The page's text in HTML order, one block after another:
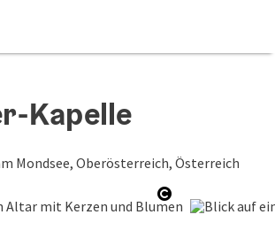
Kapelle
Mondsee, Oberösterreich, Österreich
Copyright